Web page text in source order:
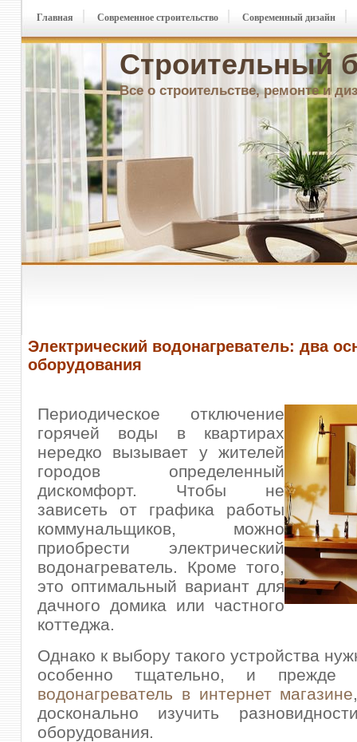
Строительный
Все о строительстве, ремонте и
Главная Современное строительство Современный дизайн
Электрический водонагреватель: два
оборудования
Периодическое отключение
горячей воды в квартирах
нередко вызывает у жителей
городов определенный
дискомфорт. Чтобы не
зависеть от графика работы
коммунальщиков, можно
приобрести электрический
водонагреватель. Кроме того,
это оптимальный вариант для
дачного домика или частного
коттеджа.
Однако к выбору такого устройства
особенно тщательно, и
водонагреватель в интернет магазине
досконально изучить
оборудования.